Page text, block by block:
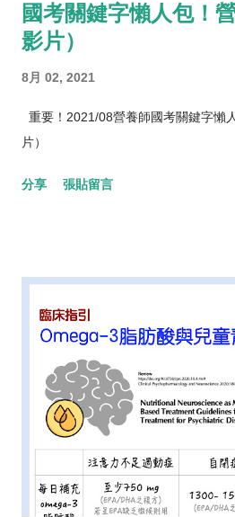
國考關鍵字懶人包！
影片）
8月 02, 2021
重要！2021/08營養師國考關鍵字懶
片）
分享 張貼留言